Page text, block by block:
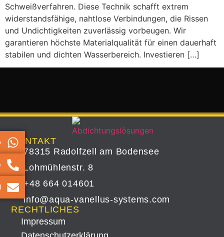
Schweißverfahren. Diese Technik schafft extrem
widerstandsfähige, nahtlose Verbindungen, die Rissen
und Undichtigkeiten zuverlässig vorbeugen. Wir
garantieren höchste Materialqualität für einen dauerhaft
stabilen und dichten Wasserbereich. Investieren […]
KONTAKT
78315 Radolfzell am Bodensee
Lohmühlenstr. 8
+48 664 014601
info@aqua-vanellus-systems.com
RECHTLICHES
Impressum